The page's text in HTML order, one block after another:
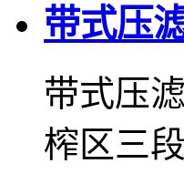
带式压
带式压
榨区三